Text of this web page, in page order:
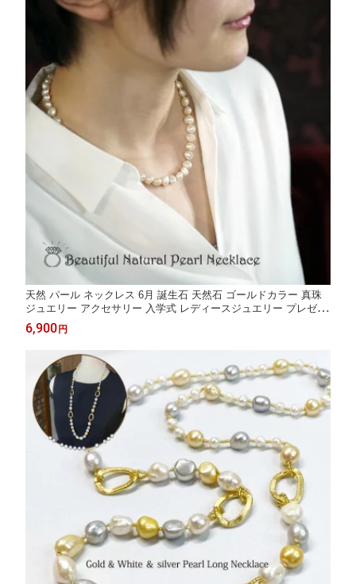
天然 パール ネックレス 6月 誕生石 天然石 ゴールドカラー 真珠
ジュエリー アクセサリー 入学式 レディースジュエリー プレゼン
ト ファッション 品質保証 30代 40代 50代 60代 送料無料 ラッピ
ング無料
6,900 円